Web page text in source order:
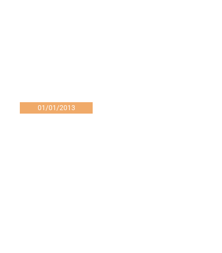
01/01/2013